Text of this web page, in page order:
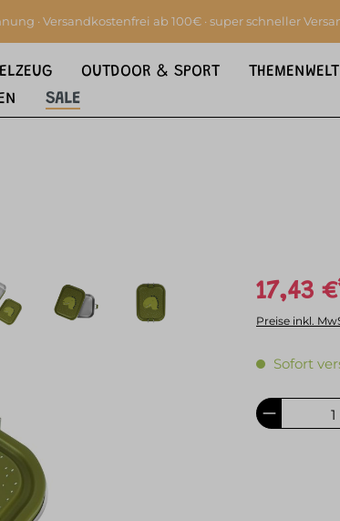
· Versandkostenfrei ab 100€ · super schneller
OUTDOOR & SPORT
THEMENWELT
SALE
17,43
Preise inkl.
Sofort